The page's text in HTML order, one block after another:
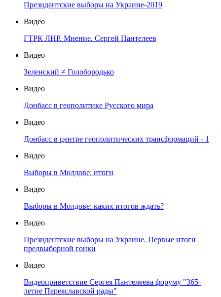
Президентские выборы на Украине-2019
Видео
ГТРК ЛНР. Мнение. Сергей Пантелеев
Видео
Зеленский ≠ Голобородько
Видео
Донбасс в геополитике Русского мира
Видео
Донбасс в центре геополитических трансформаций - 1
Видео
Выборы в Молдове: итоги
Видео
Выборы в Молдове: каких итогов ждать?
Видео
Президентские выборы на Украине. Первые итоги
предвыборной гонки
Видео
Видеоприветствие Сергея Пантелеева форуму "365-
летие Переяславской рады"